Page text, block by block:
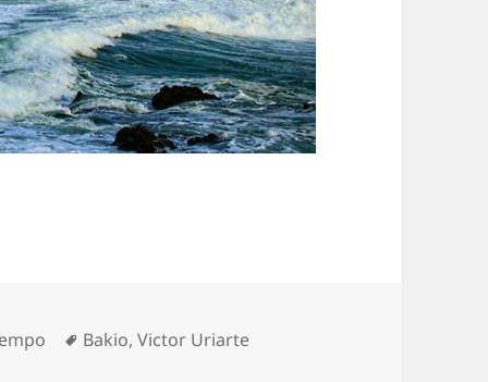
Etiquetas
Bakio,Victor Uriarte